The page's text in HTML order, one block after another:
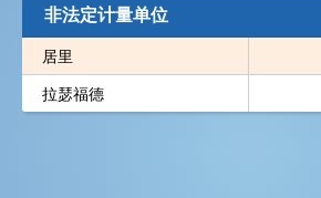
非法定计量单位
居里
拉瑟福德